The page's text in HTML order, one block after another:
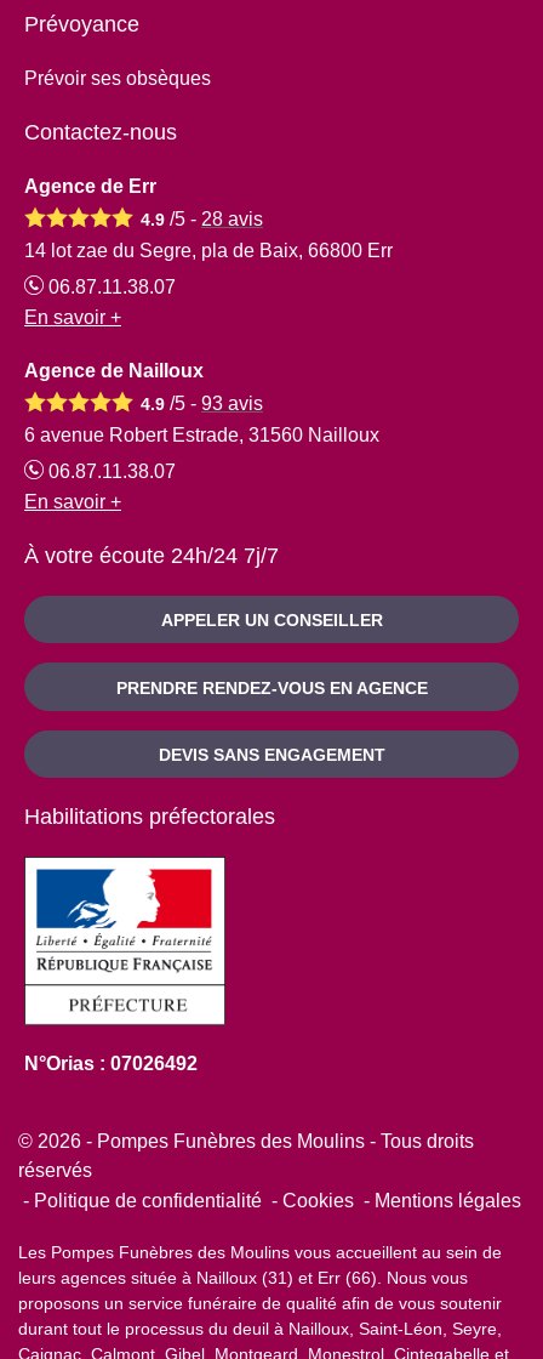
Prévoyance
Prévoir ses obsèques
Contactez-nous
Agence de Err
4.9 /5 - 28 avis
14 lot zae du Segre, pla de Baix, 66800 Err
06.87.11.38.07
En savoir +
Agence de Nailloux
4.9 /5 - 93 avis
6 avenue Robert Estrade, 31560 Nailloux
06.87.11.38.07
En savoir +
À votre écoute 24h/24 7j/7
APPELER UN CONSEILLER
PRENDRE RENDEZ-VOUS EN AGENCE
DEVIS SANS ENGAGEMENT
Habilitations préfectorales
N°Orias : 07026492
© 2026 - Pompes Funèbres des Moulins - Tous droits
réservés
Politique de confidentialité
Cookies Mentions légales
Les Pompes Funèbres des Moulins vous accueillent au sein de
leurs agences située à Nailloux (31) et Err (66). Nous vous
proposons un service funéraire de qualité afin de vous soutenir
durant tout le processus du deuil à Nailloux, Saint-Léon, Seyre,
Caignac, Calmont, Gibel, Montgeard, Monestrol, Cintegabelle et